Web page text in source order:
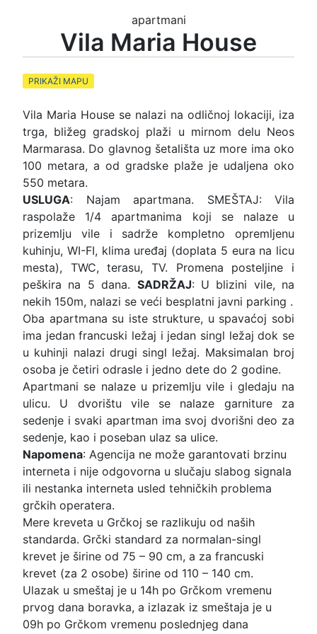
apartmani
Vila Maria House
PRIKAŽI MAPU
Vila Maria House se nalazi na odličnoj lokaciji, iza
trga, bližeg gradskoj plaži u mirnom delu Neos
Marmarasa. Do glavnog šetališta uz more ima oko
100 metara, a od gradske plaže je udaljena oko
550 metara.
USLUGA: Najam apartmana. SMEŠTAJ: Vila
raspolaže 1/4 apartmanima koji se nalaze u
prizemlju vile i sadrže kompletno opremljenu
kuhinju, WI-FI, klima uređaj (doplata 5 eura na licu
mesta), TWC, terasu, TV. Promena posteljine i
peškira na 5 dana. SADRŽAJ: U blizini vile, na
nekih 150m, nalazi se veći besplatni javni parking .
Oba apartmana su iste strukture, u spavaćoj sobi
ima jedan francuski ležaj i jedan singl ležaj dok se
u kuhinji nalazi drugi singl ležaj. Maksimalan broj
osoba je četiri odrasle i jedno dete do 2 godine.
Apartmani se nalaze u prizemlju vile i gledaju na
ulicu. U dvorištu vile se nalaze garniture za
sedenje i svaki apartman ima svoj dvorišni deo za
sedenje, kao i poseban ulaz sa ulice.
Napomena: Agencija ne može garantovati brzinu
interneta i nije odgovorna u slučaju slabog signala
ili nestanka interneta usled tehničkih problema
grčkih operatera.
Mere kreveta u Grčkoj se razlikuju od naših
standarda. Grčki standard za normalan-singl
krevet je širine od 75 – 90 cm, a za francuski
krevet (za 2 osobe) širine od 110 – 140 cm.
Ulazak u smeštaj je u 14h po Grčkom vremenu
prvog dana boravka, a izlazak iz smeštaja je u
09h po Grčkom vremenu poslednjeg dana